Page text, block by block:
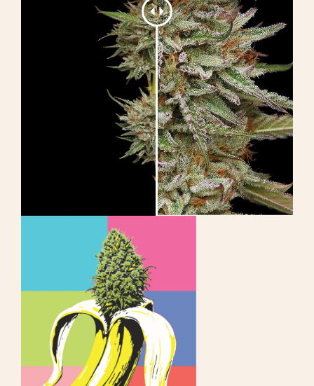
Chasse au phéno
Préserver le patrimoine génétique des
Caraïbes
Français
Recherche